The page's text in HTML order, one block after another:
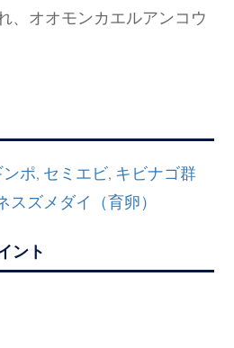
、オオモンカエルアンコウ
ポ, セミエビ, キビナゴ群
スズメダイ（育卵）
ント